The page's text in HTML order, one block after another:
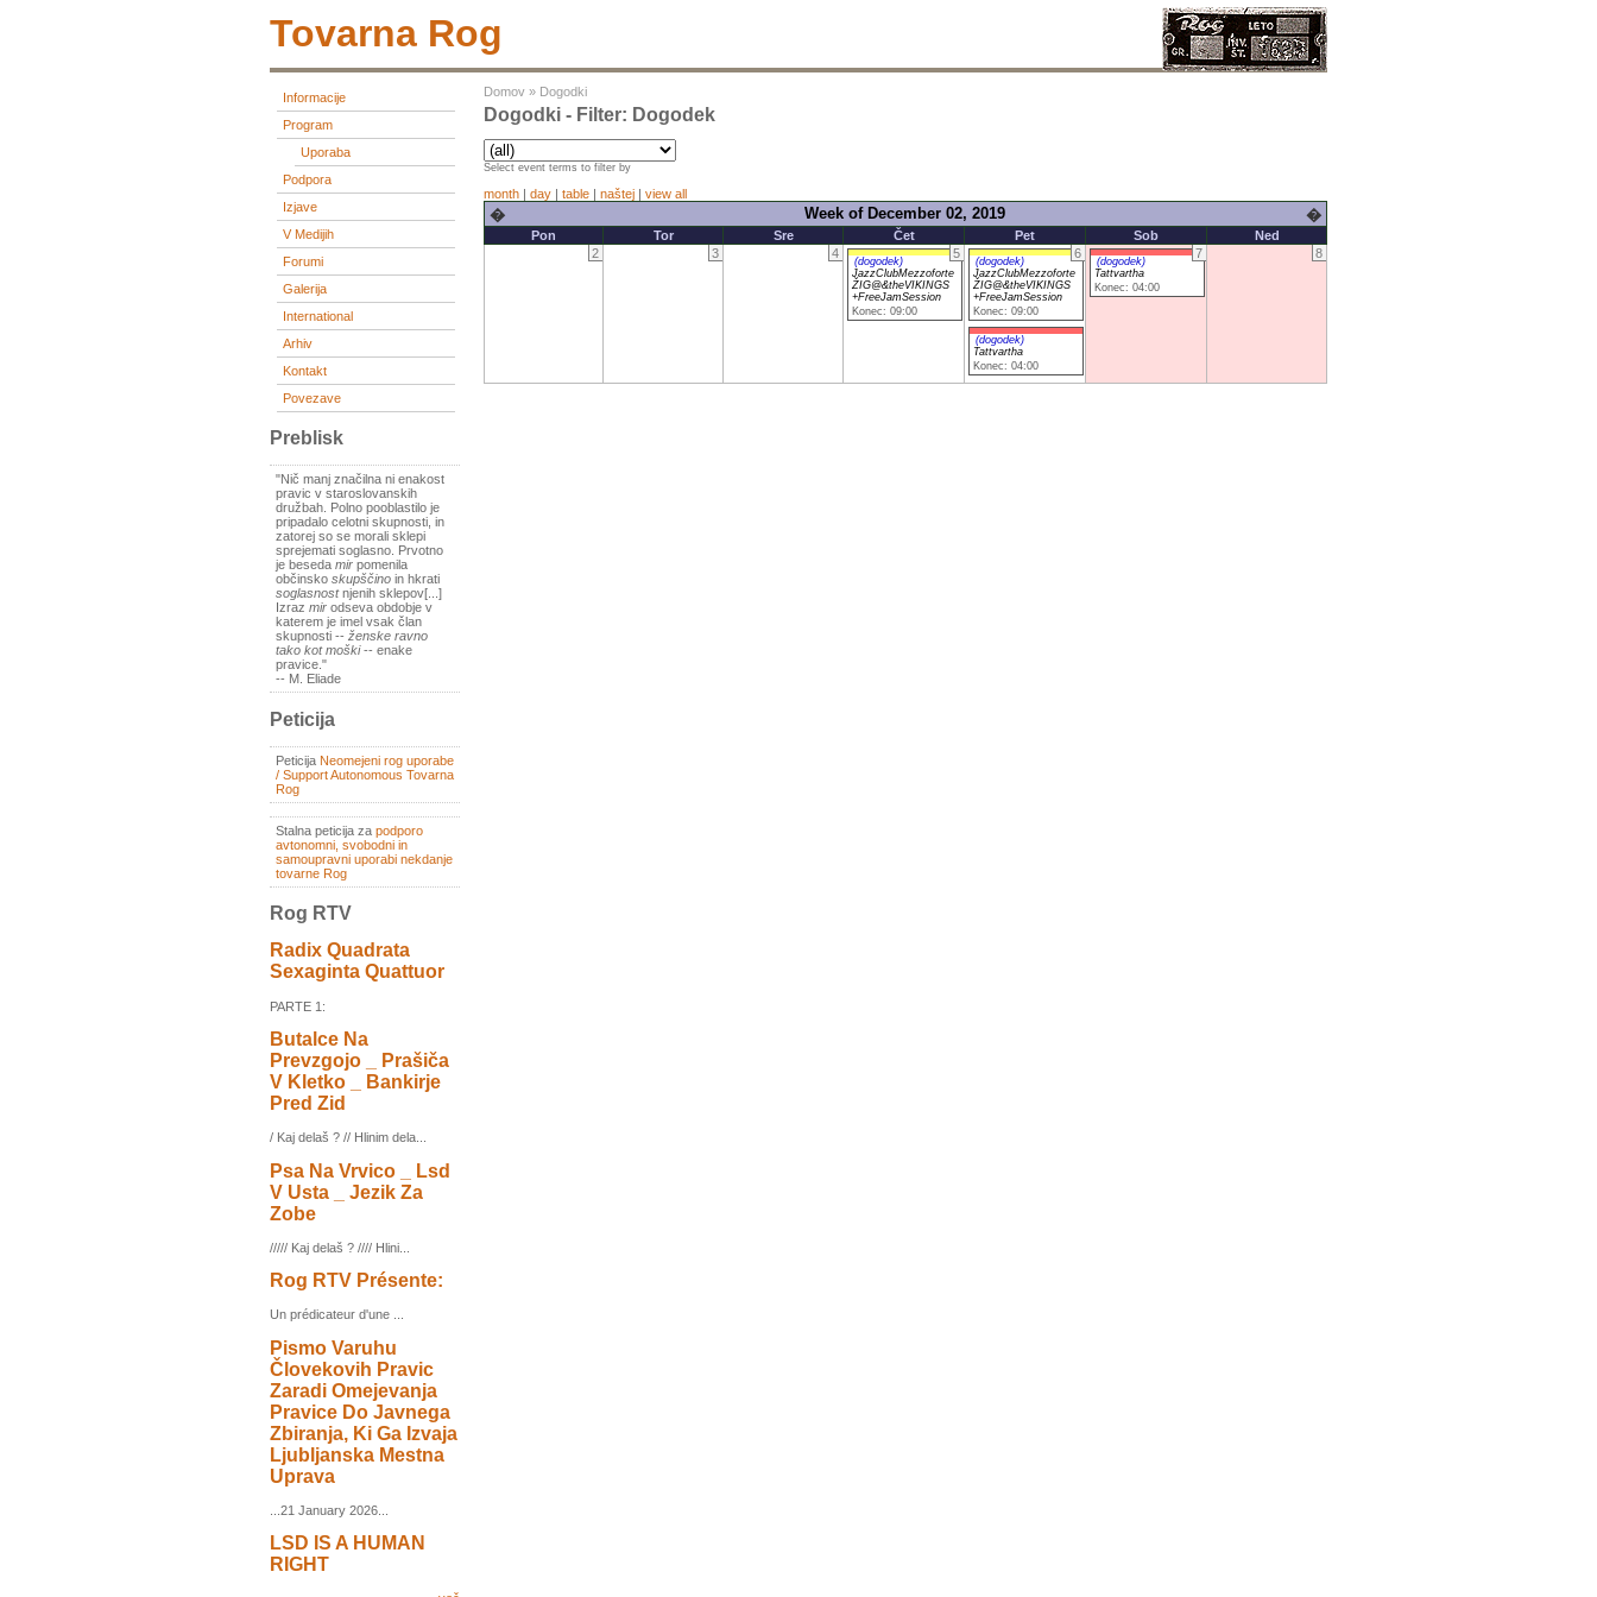
Tovarna Rog
Informacije
Program
Uporaba
Podpora
Izjave
V Medijih
Forumi
Galerija
International
Arhiv
Kontakt
Povezave
Preblisk
"Nič manj značilna ni enakost
pravic v staroslovanskih
družbah. Polno pooblastilo je
pripadalo celotni skupnosti, in
zatorej so se morali sklepi
sprejemati soglasno. Prvotno
je beseda mir pomenila
občinsko skupščino in hkrati
soglasnostnjenih sklepov[...]
Izraz mir odseva obdobje v
katerem je imel vsak član
skupnosti -- ženske ravno
tako kot moški-- enake
pravice."
-- M. Eliade
Peticija
Peticija Neomejeni rog uporabe
/ Support Autonomous Tovarna
Rog
Stalna peticija za podporo
avtonomni, svobodni in
samoupravni uporabi nekdanje
tovarne Rog
Rog RTV
Radix Quadrata
Sexaginta Quattuor
PARTE 1:
Butalce Na
Prevzgojo _ Prašiča
V Kletko _ Bankirje
Pred Zid
/ Kaj delaš ? // Hlinim dela...
Psa Na Vrvico _ Lsd
V Usta _ Jezik Za
Zobe
///// Kaj delaš ? //// Hlini...
Rog RTV Présente:
Un prédicateur d'une ...
Pismo Varuhu
Človekovih Pravic
Zaradi Omejevanja
Pravice Do Javnega
Zbiranja, Ki Ga Izvaja
Ljubljanska Mestna
Uprava
...21 January 2026...
LSD IS A HUMAN
RIGHT
Domov » Dogodki
Dogodki - Filter: Dogodek
Select event terms to filter by
month | day | table | naštej | view all
� Week of December 02, 2019 �
Pon Tor Sre Čet Pet Sob
Ned
2
3 4 5
(dogodek)
JazzClubMezzoforte
ŽIG@&theVIKINGS
+FreeJamSession
Konec: 09:00
6
(dogodek)
JazzClubMezzoforte
ŽIG@&theVIKINGS
+FreeJamSession
Konec: 09:00
(dogodek)
Tattvartha
Konec: 04:00
7
(dogodek)
Tattvartha
Konec: 04:00
8